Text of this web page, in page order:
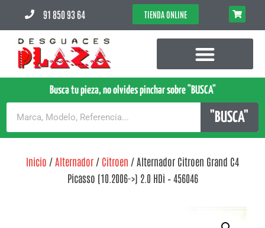
91 850 93 64 TIENDA ONLINE
Busca tu pieza, no olvides pinchar sobre "BUSCA"
"BUSCA"
Inicio / Alternador / Citroen / Alternador Citroen Grand C4
Picasso (10.2006->) 2.0 HDi – 456046